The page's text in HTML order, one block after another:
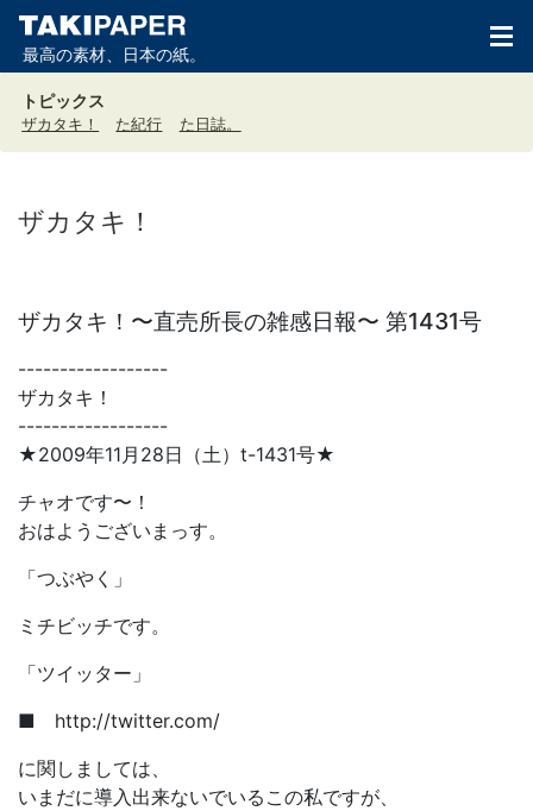
最高の素材、日本の紙。
トピックス
ザカタキ！ た紀行 た日誌。
ザカタキ！
ザカタキ！〜直売所長の雑感日報〜 第1431号
------------------
ザカタキ！
------------------
★2009年11月28日（土）t-1431号★
チャオです〜！
おはようございまっす。
「つぶやく」
ミチビッチです。
「ツイッター」
■ http://twitter.com/
に関しましては、
いまだに導入出来ないでいるこの私ですが、